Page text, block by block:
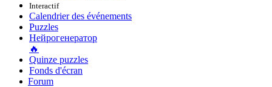
Interactif
Calendrier des événements
Puzzles
Нейрогенератор
🔥
Quinze puzzles
Fonds d'écran
Forum